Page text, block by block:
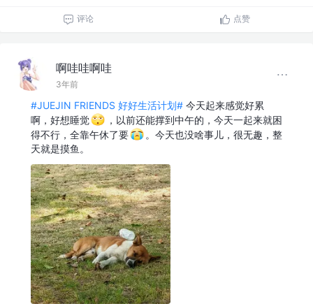
评论 点赞
啊哇哇啊哇
3年前
#JUEJIN FRIENDS 好好生活计划# 今天起来感觉好累
啊，好想睡觉
，以前还能撑到中午的，今天一起来就困
得不行，全靠午休了要
。今天也没啥事儿，很无趣，整
天就是摸鱼。